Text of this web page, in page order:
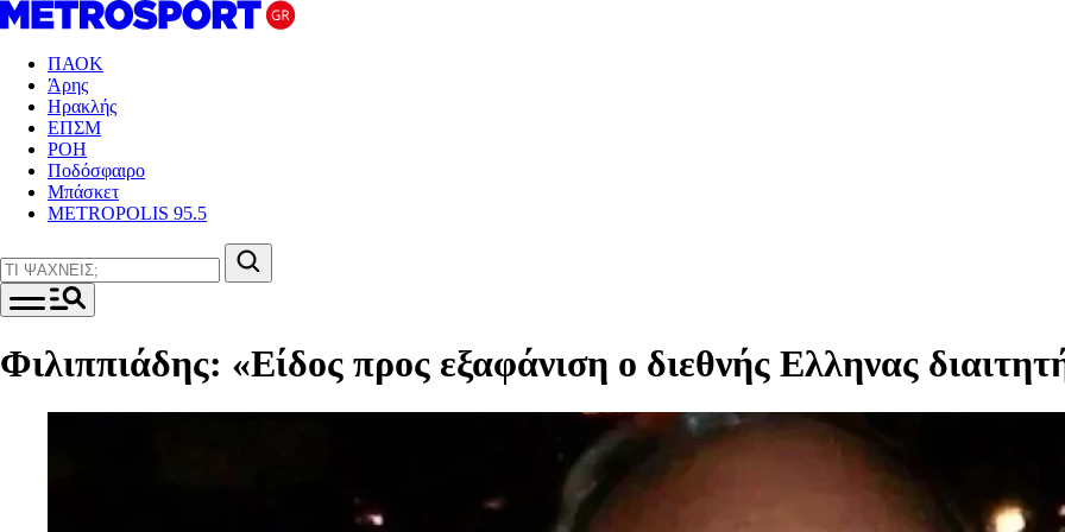
ΠΑΟΚ
Άρης
Ηρακλής
ΕΠΣΜ
ΡΟΗ
Ποδόσφαιρο
Μπάσκετ
METROPOLIS 95.5
Φιλιππιάδης: «Είδος προς εξαφάνιση ο διεθνής Ελληνας